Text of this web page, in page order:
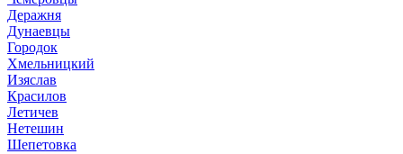
Деражня
Дунаевцы
Городок
Хмельницкий
Изяслав
Красилов
Летичев
Нетешин
Шепетовка